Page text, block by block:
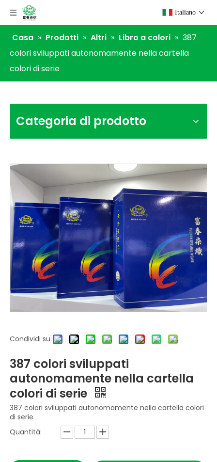
Italiano
Casa » Prodotti » Altri » Libro a colori » 387
colori sviluppati autonomamente nella cartella
colori di serie
Categoria di prodotto
Condividi su:
387 colori sviluppati
autonomamente nella cartella
colori di serie
387 colori sviluppati autonomamente nella cartella colori
di serie
Quantità: